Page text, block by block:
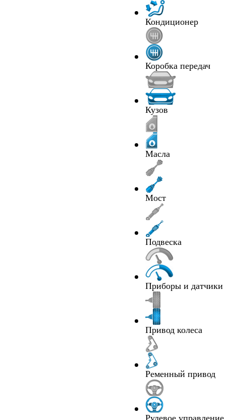
Кондиционер
Коробка передач
Кузов
Масла
Мост
Подвеска
Приборы и датчики
Привод колеса
Ременный привод
Рулевое управление